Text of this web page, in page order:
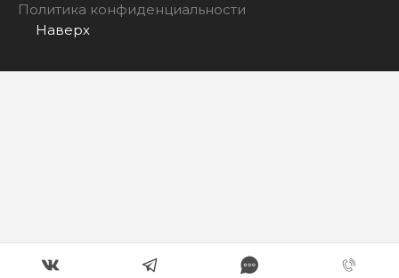
Политика конфиденциальности
Наверх